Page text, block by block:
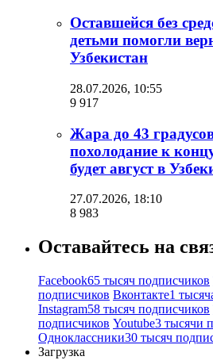
Оставшейся без
детьми помогли
Узбекистан
28.07.2026, 10:55
9 917
Жара до 43
похолодание к
будет август в
27.07.2026, 18:10
8 983
Оставайтесь на
Facebook65 тысяч подписчиков
подписчиков Вконтакте1
Instagram58 тысяч подписчиков
подписчиков Youtube3 тысячи
Одноклассники30 тысяч
Загрузка